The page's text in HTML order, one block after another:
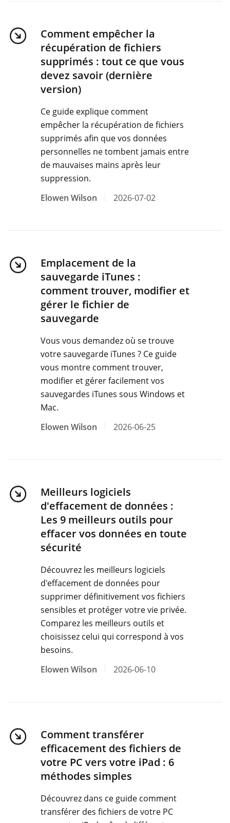
Comment empêcher la
récupération de fichiers
supprimés : tout ce que vous
devez savoir (dernière
version)
Ce guide explique comment
empêcher la récupération de fichiers
supprimés afin que vos données
personnelles ne tombent jamais entre
de mauvaises mains après leur
suppression.
Elowen Wilson
2026-07-02
Emplacement de la
sauvegarde iTunes :
comment trouver, modifier et
gérer le fichier de
sauvegarde
Vous vous demandez où se trouve
votre sauvegarde iTunes ? Ce guide
vous montre comment trouver,
modifier et gérer facilement vos
sauvegardes iTunes sous Windows et
Mac.
Elowen Wilson
2026-06-25
Meilleurs logiciels
d'effacement de données :
Les 9 meilleurs outils pour
effacer vos données en toute
sécurité
Découvrez les meilleurs logiciels
d'effacement de données pour
supprimer définitivement vos fichiers
sensibles et protéger votre vie privée.
Comparez les meilleurs outils et
choisissez celui qui correspond à vos
besoins.
Elowen Wilson
2026-06-10
Comment transférer
efficacement des fichiers de
votre PC vers votre iPad : 6
méthodes simples
Découvrez dans ce guide comment
transférer des fichiers de votre PC